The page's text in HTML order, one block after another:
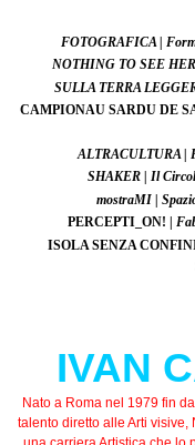
FOTOGRAFICA |
NOTHING TO SEE
SULLA TERRA
CAMPIONAU SARDU DE
ALTRACULTURA |
SHAKER | Il
mostraMI |
PERCEPTI_ON! |
ISOLA SENZA
IVAN
Nato a Roma nel 1979 fin
talento diretto alle Arti